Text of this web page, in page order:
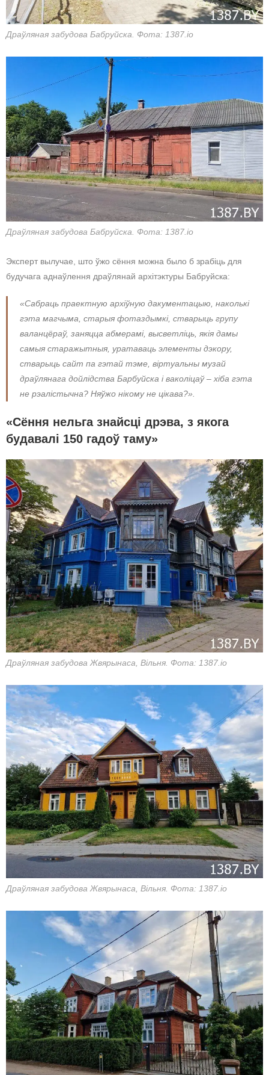
Драўляная забудова Бабруйска. Фота: 1387.io
Драўляная забудова Бабруйска. Фота: 1387.io
Эксперт вылучае, што ўжо сёння можна было б зрабіць для
будучага аднаўлення драўлянай архітэктуры Бабруйска:
«Сабраць праектную архіўную дакументацыю, наколькі
гэта магчыма, старыя фотаздымкі, стварыць групу
валанцёраў, заняцца абмерамі, высветліць, якія дамы
самыя старажытныя, уратаваць элементы дэкору,
стварыць сайт па гэтай тэме, віртуальны музай
драўлянага дойлідства Барбуйска і ваколіцаў – хіба гэта
не рэалістычна? Няўжо нікому не цікава?».
«Сёння нельга знайсці дрэва, з якога
будавалі 150 гадоў таму»
Драўляная забудова Жвярынаса, Вільня. Фота: 1387.io
Драўляная забудова Жвярынаса, Вільня. Фота: 1387.io